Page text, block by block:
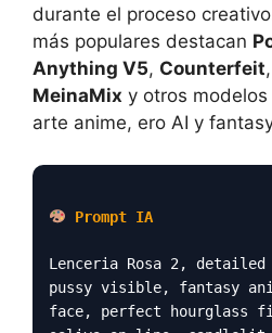
durante el proceso
más populares destacan
Anything V5, Counterfeit,
MeinaMix y otros
arte anime, ero AI y
Prompt IA
Lenceria Rosa 2,
pussy visible, fantasy
face, perfect hourglass